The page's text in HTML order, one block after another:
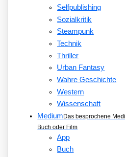
Selfpublishing
Sozialkritik
Steampunk
Technik
Thriller
Urban Fantasy
Wahre Geschichte
Western
Wissenschaft
MediumDas besprochene
Buch oder Film
App
Buch